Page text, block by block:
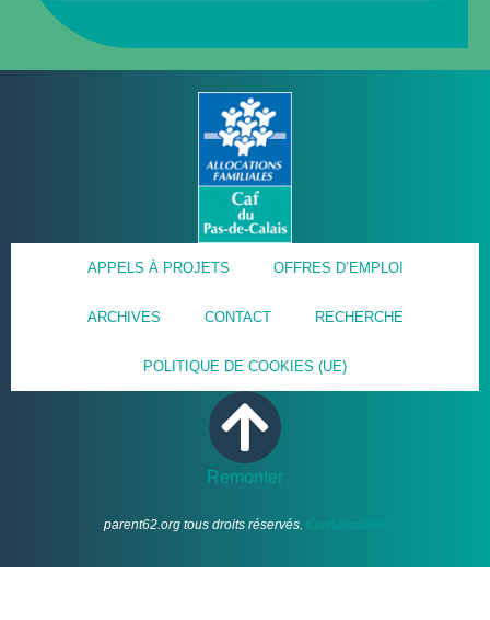
APPELS À PROJETS OFFRES D’EMPLOI
ARCHIVES CONTACT RECHERCHE
POLITIQUE DE COOKIES (UE)
Remonter
parent62.org tous droits réservés. Confidentialités